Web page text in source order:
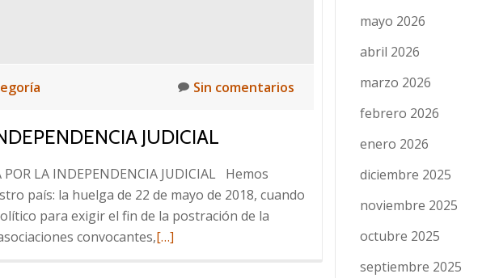
Sin comentarios
JUDICIAL
LA INDEPENDENCIA JUDICIAL Hemos
país: la huelga de 22 de mayo de 2018, cuando
para exigir el fin de la postración de la
convocantes,Leer
[…]
mayo 2026
abril 2026
marzo 2026
febrero 2026
enero 2026
diciembre 2025
noviembre 2025
octubre 2025
septiembre 2025